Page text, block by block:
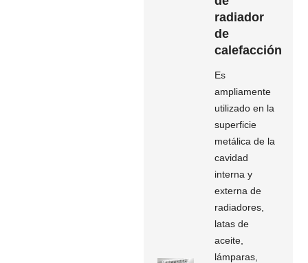
radiador
de
calefacción
Es
ampliamente
utilizado en la
superficie
metálica de la
cavidad
interna y
externa de
radiadores,
latas de
aceite,
lámparas,